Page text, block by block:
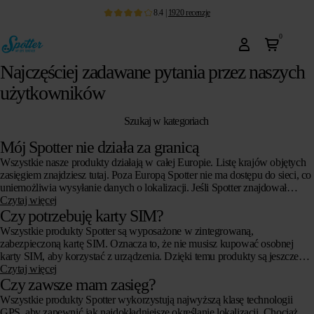
8.4 | 1920 recenzje
0
Najczęściej zadawane pytania przez naszych
użytkowników
Szukaj w kategoriach
Mój Spotter nie działa za granicą
Wszystkie nasze produkty działają w całej Europie. Listę krajów objętych
zasięgiem znajdziesz tutaj. Poza Europą Spotter nie ma dostępu do sieci, co
uniemożliwia wysyłanie danych o lokalizacji. Jeśli Spotter znajdował…
Czytaj więcej
Czy potrzebuję karty SIM?
Wszystkie produkty Spotter są wyposażone w zintegrowaną,
zabezpieczoną kartę SIM. Oznacza to, że nie musisz kupować osobnej
karty SIM, aby korzystać z urządzenia. Dzięki temu produkty są jeszcze
bezpieczniejsze, a…
Czytaj więcej
Czy zawsze mam zasięg?
Wszystkie produkty Spotter wykorzystują najwyższą klasę technologii